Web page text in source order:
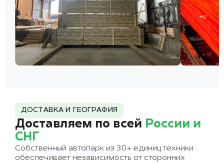
ДОСТАВКА И ГЕОГРАФИЯ
Доставляем по всей России и
СНГ
Собственный автопарк из 30+ единиц техники
обеспечивает независимость от сторонних